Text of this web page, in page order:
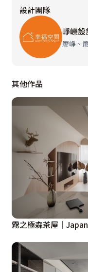
氣，形成一種獨一無
設計概念文字為【崢
設計團隊
崢嶸
廖崢、
其他作品
霧之極森茶屋